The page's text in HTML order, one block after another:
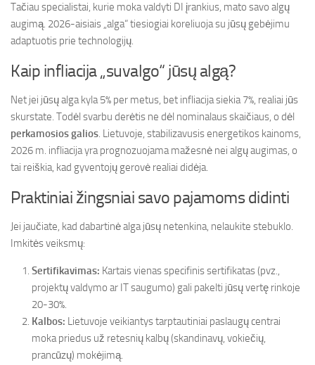
Tačiau specialistai, kurie moka valdyti DI įrankius, mato savo algų
augimą. 2026-aisiais „alga“ tiesiogiai koreliuoja su jūsų gebėjimu
adaptuotis prie technologijų.
Kaip infliacija „suvalgo“ jūsų algą?
Net jei jūsų alga kyla 5% per metus, bet infliacija siekia 7%, realiai jūs
skurstate. Todėl svarbu derėtis ne dėl nominalaus skaičiaus, o dėl
perkamosios galios. Lietuvoje, stabilizavusis energetikos kainoms,
2026 m. infliacija yra prognozuojama mažesnė nei algų augimas, o
tai reiškia, kad gyventojų gerovė realiai didėja.
Praktiniai žingsniai savo pajamoms didinti
Jei jaučiate, kad dabartinė alga jūsų netenkina, nelaukite stebuklo.
Imkitės veiksmų:
Sertifikavimas: Kartais vienas specifinis sertifikatas (pvz.,
projektų valdymo ar IT saugumo) gali pakelti jūsų vertę rinkoje
20-30%.
Kalbos: Lietuvoje veikiantys tarptautiniai paslaugų centrai
moka priedus už retesnių kalbų (skandinavų, vokiečių,
prancūzų) mokėjimą.